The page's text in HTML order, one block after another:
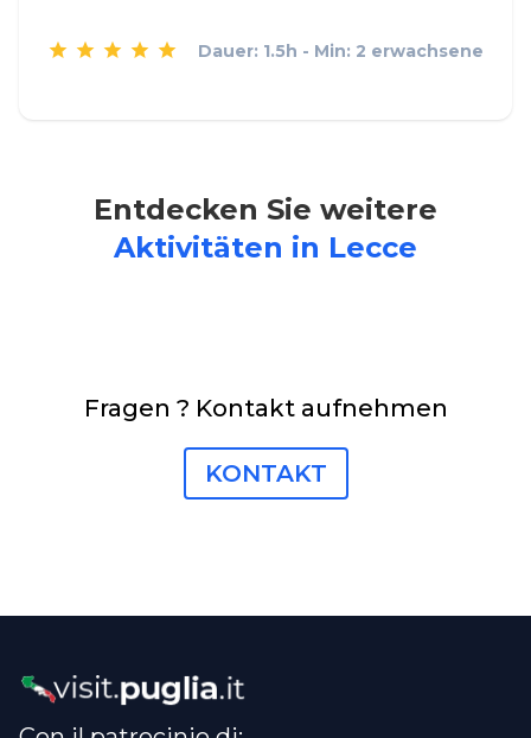
Dauer: 1.5h - Min: 2 erwachsene
Entdecken Sie weitere
Aktivitäten in Lecce
Fragen ? Kontakt aufnehmen
KONTAKT